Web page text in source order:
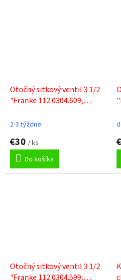
Otočný sitkový ventil 3 1/2
"Franke 112.0304.609,
2-3 týždne
€30 / ks
Do košíka
Otočný sitkový ventil 3 1/2
"Franke 112.0304.599,